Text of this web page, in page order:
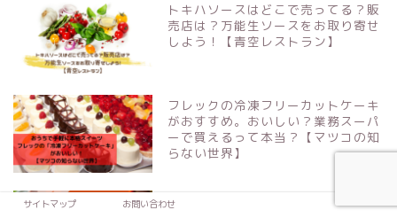
トキハソースはどこで売ってる？販
売店は？万能生ソースをお取り寄せ
しよう！【青空レストラン】
フレックの冷凍フリーカットケーキ
がおすすめ。おいしい？業務スーパ
ーで買えるって本当？【マツコの知
らない世界】
【お取り寄せ】千駄木腰塚コンビー
サイトマップ お問い合わせ